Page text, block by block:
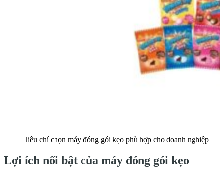
Tiêu chí chọn máy đóng gói kẹo phù hợp cho doanh nghiệp
Lợi ích nổi bật của máy đóng gói kẹo